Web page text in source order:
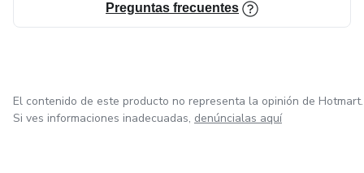
Preguntas frecuentes
El contenido de este producto no representa la opinión de Hotmart.
Si ves informaciones inadecuadas, denúncialas aquí